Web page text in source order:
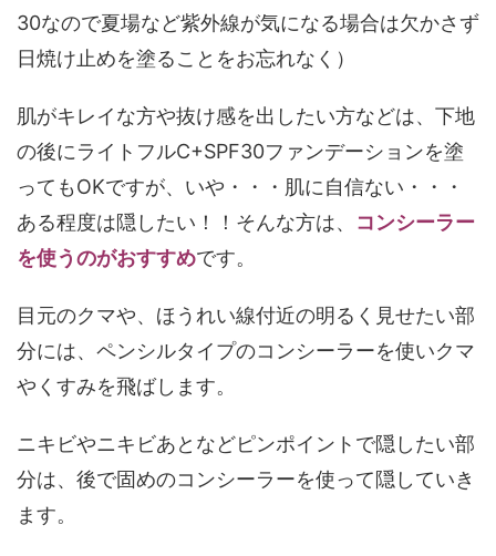
30なので夏場など紫外線が気になる場合は欠かさず
日焼け止めを塗ることをお忘れなく）
肌がキレイな方や抜け感を出したい方などは、下地
の後にライトフルC+SPF30ファンデーションを塗
ってもOKですが、いや・・・肌に自信ない・・・
ある程度は隠したい！！そんな方は、 コンシーラー
を使うのがおすすめです。
目元のクマや、ほうれい線付近の明るく見せたい部
分には、ペンシルタイプのコンシーラーを使いクマ
やくすみを飛ばします。
ニキビやニキビあとなどピンポイントで隠したい部
分は、後で固めのコンシーラーを使って隠していき
ます。